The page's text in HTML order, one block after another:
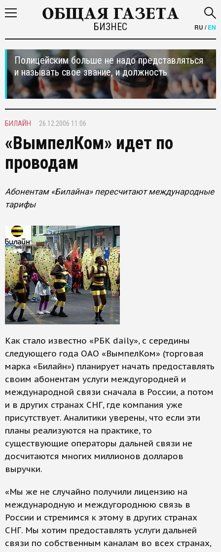
БИЗНЕС RU /EN
Полицейским больше не надо представляться
и называть свое звание, и должность
БИЛАЙН 26.12.2006 11:06
«ВымпелКом» идет по
проводам
Абонентам «Билайна» пересчитают международные
тарифы
Как стало известно «РБК daily», с середины
следующего года ОАО «ВымпелКом» (торговая
марка «Билайн») планирует начать предоставлять
своим абонентам услуги междугородней и
международной связи сначала в России, а потом
и в других странах СНГ, где компания уже
присутствует. Аналитики уверены, что если эти
планы реализуются на практике, то
существующие операторы дальней связи не
досчитаются многих миллионов долларов
выручки.
«Мы же не случайно получили лицензию на
международную и междугороднюю связь в
России и стремимся к этому в других странах
СНГ. Мы хотим предоставлять услуги дальней
связи по собственным каналам во всех странах,